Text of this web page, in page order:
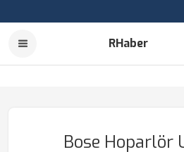
RHaber
Bose Hoparlör